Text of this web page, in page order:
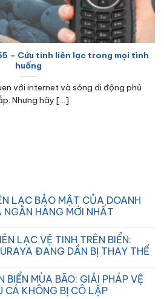
– Cứu tinh liên lạc trong mọi tình
huống
với internet và sóng di động phủ
Nhưng hãy [...]
LẠC BẢO MẬT CỦA DOANH
NGÂN HÀNG MỚI NHẤT
LẠC VỆ TINH TRÊN BIỂN:
ĐANG DẦN BỊ THAY THẾ
BIỂN MÙA BÃO: GIẢI PHÁP VỆ
CÁ KHÔNG BỊ CÔ LẬP